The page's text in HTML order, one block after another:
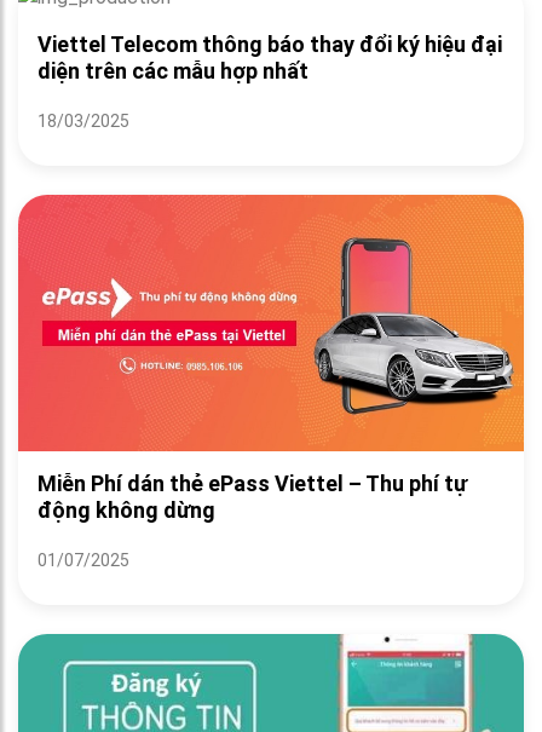
Viettel Telecom thông báo thay đổi ký hiệu đại
diện trên các mẫu hợp nhất
18/03/2025
Miễn Phí dán thẻ ePass Viettel – Thu phí tự
động không dừng
01/07/2025